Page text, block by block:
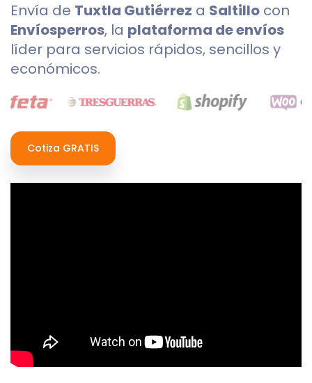
Envía de Tuxtla Gutiérrez a Saltillo con
Envíosperros, la plataforma de envíos
líder para servicios rápidos, sencillos y
económicos.
Cotiza GRATIS